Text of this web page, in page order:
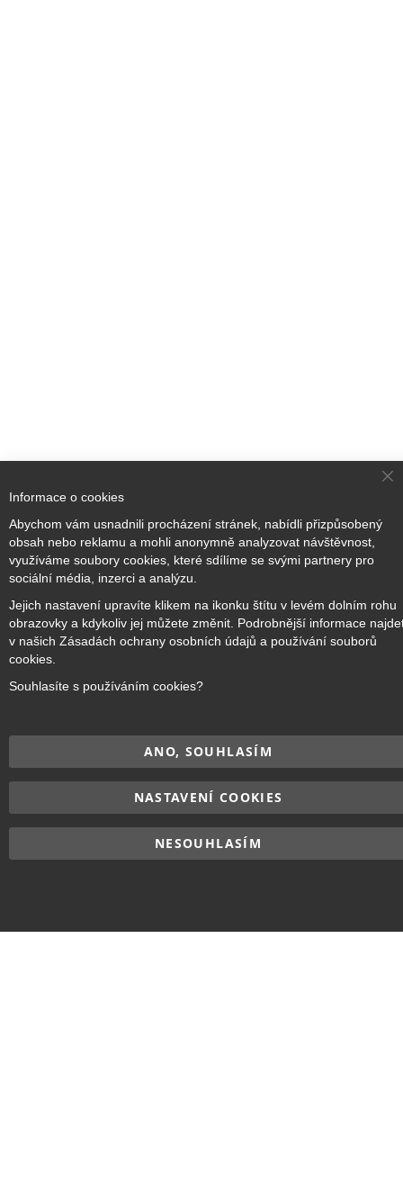
Přihlaste se k odběru novinek
Přihlásit odběr
Copyright © 2017–2026BRIDGE Academy
Informace o cookies
Abychom vám usnadnili procházení stránek, nabídli přizpůsobený
obsah nebo reklamu a mohli anonymně analyzovat návštěvnost,
využíváme soubory cookies, které sdílíme se svými partnery pro
sociální média, inzerci a analýzu.
Jejich nastavení upravíte klikem na ikonku štítu v levém dolním rohu
obrazovky a kdykoliv jej můžete změnit. Podrobnější informace
v našich Zásadách ochrany osobních údajů a používání souborů
cookies.
Souhlasíte s používáním cookies?
ANO, SOUHLASÍM
NASTAVENÍ COOKIES
NESOUHLASÍM